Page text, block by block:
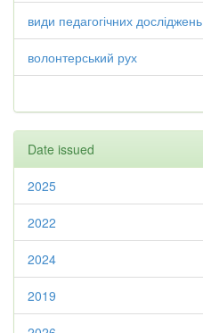
види педагогічних досліджень
волонтерський рух
Date issued
2025
2022
2024
2019